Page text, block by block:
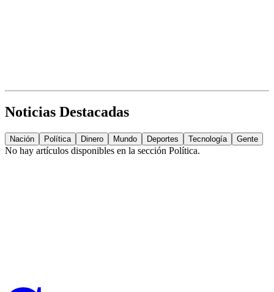
Noticias Destacadas
Nación Política Dinero Mundo Deportes Tecnología Gente
No hay artículos disponibles en la sección Política.